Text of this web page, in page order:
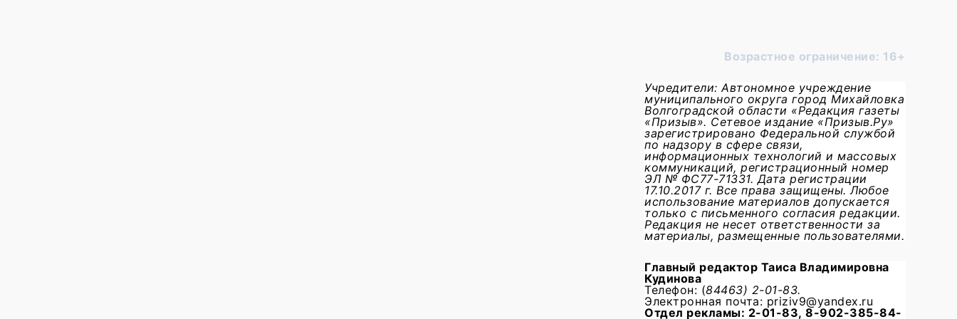
Возрастное ограничение: 16+
Учредители: Автономное учреждение
муниципального округа город Михайловка
Волгоградской области «Редакция газеты
«Призыв». Сетевое издание «Призыв.Ру»
зарегистрировано Федеральной службой
по надзору в сфере связи,
информационных технологий и массовых
коммуникаций, регистрационный номер
ЭЛ № ФС77-71331. Дата регистрации
17.10.2017 г. Все права защищены. Любое
использование материалов допускается
только с письменного согласия редакции.
Редакция не несет ответственности за
материалы, размещенные пользователями.
Главный редактор Таиса Владимировна
Кудинова
Телефон: (84463) 2-01-83.
Электронная почта: priziv9@yandex.ru
Отдел рекламы: 2-01-83, 8-902-385-84-